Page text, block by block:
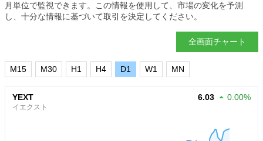
月単位で監視できます。この情報を使用して、市場の変化を予測
し、十分な情報に基づいて取引を決定してください。
全画面チャート
M15 M30 H1 H4 D1 W1 MN
YEXT
イエクスト
6.03 0.00%